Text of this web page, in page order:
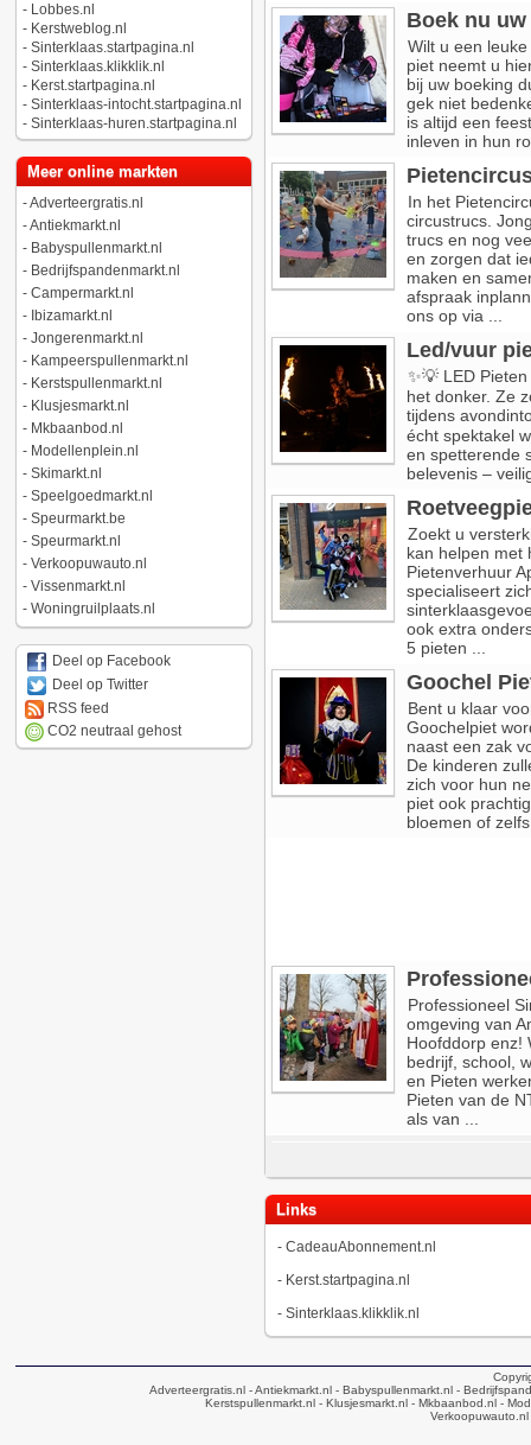
- Lobbes.nl
- Kerstweblog.nl
- Sinterklaas.startpagina.nl
- Sinterklaas.klikklik.nl
- Kerst.startpagina.nl
- Sinterklaas-intocht.startpagina.nl
- Sinterklaas-huren.startpagina.nl
Meer online markten
-Adverteergratis.nl
-Antiekmarkt.nl
- Babyspullenmarkt.nl
- Bedrijfspandenmarkt.nl
- Campermarkt.nl
- Ibizamarkt.nl
- Jongerenmarkt.nl
- Kampeerspullenmarkt.nl
- Kerstspullenmarkt.nl
- Klusjesmarkt.nl
- Mkbaanbod.nl
- Modellenplein.nl
- Skimarkt.nl
- Speelgoedmarkt.nl
- Speurmarkt.be
- Speurmarkt.nl
- Verkoopuwauto.nl
- Vissenmarkt.nl
- Woningruilplaats.nl
Deel op Facebook
Deel op Twitter
RSS feed
CO2 neutraal gehost
Boek nu
Wilt u een
piet neemt u
bij uw boeking
gek niet
is altijd een
inleven in hun
In het
circustrucs.
trucs en nog
en zorgen dat
maken en
afspraak
ons op via ...
Led/vuur
✨💡 LED
het donker. Ze
tijdens
écht spektakel
en spetterende
belevenis –
Zoekt u
kan helpen met
Pietenverhuur
specialiseert
ook extra
5 pieten ...
Goochel
Bent u klaar
Goochelpiet
naast een zak
De kinderen
zich voor hun
piet ook
bloemen of
Professioneel
omgeving van
Hoofddorp enz!
bedrijf, school,
en Pieten
Pieten van de
als van ...
Links
- CadeauAbonnement.nl
- Kerst.startpagina.nl
- Sinterklaas.klikklik.nl
Adverteergratis.nl - Antiekmarkt.nl - Babyspullenmarkt.nl -
Kerstspullenmarkt.nl- Klusjesmarkt.nl- Mkbaanbod.nl-
Verkoopuwauto.nl